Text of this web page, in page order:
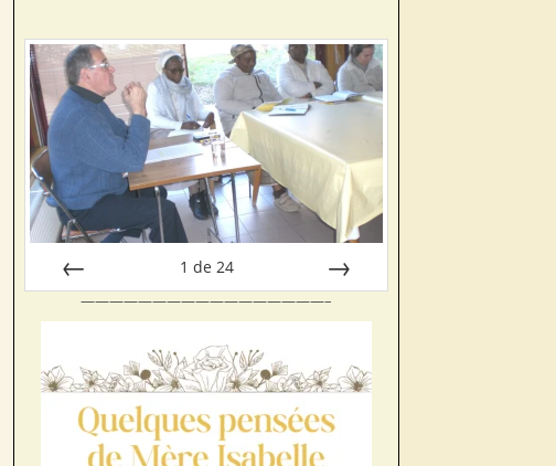
Préc
1 de 24
Suiv.
—————————————————–